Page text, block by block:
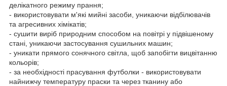
делікатного режиму прання;
- використовувати м'які мийні засоби, уникаючи відбілювачів
та агресивних хімікатів;
- сушити виріб природним способом на повітрі у підвішеному
стані, уникаючи застосування сушильних машин;
- уникати прямого сонячного світла, щоб запобігти вицвітанню
кольорів;
- за необхідності прасування футболки - використовувати
найнижчу температуру праски та через тканину або